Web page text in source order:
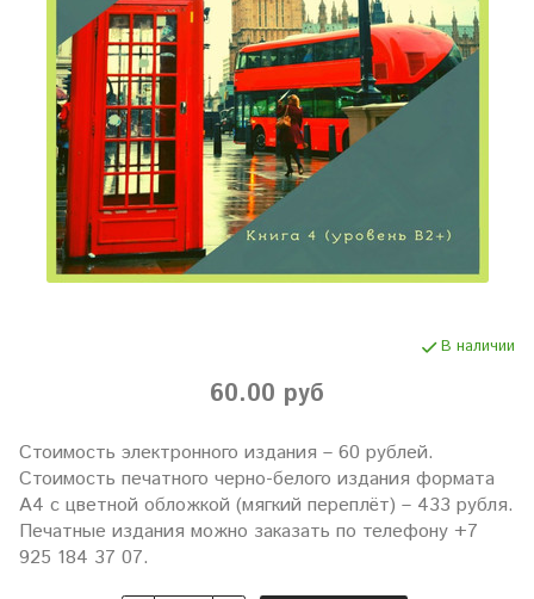
В наличии
60.00 руб
Стоимость электронного издания – 60 рублей.
Стоимость печатного черно-белого издания формата
А4 с цветной обложкой (мягкий переплёт) – 433 рубля.
Печатные издания можно заказать по телефону +7
925 184 37 07.